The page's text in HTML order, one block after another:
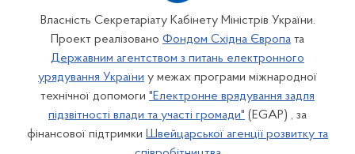
Власність Секретаріату Кабінету Міністрів України.
Проект реалізовано Фондом Східна Європа та
Державним агентством з питань електронного
урядування України у межах програми міжнародної
технічної допомоги "Електронне врядування задля
підзвітності влади та участі громади" (EGAP) , за
фінансової підтримки Швейцарської агенції розвитку та